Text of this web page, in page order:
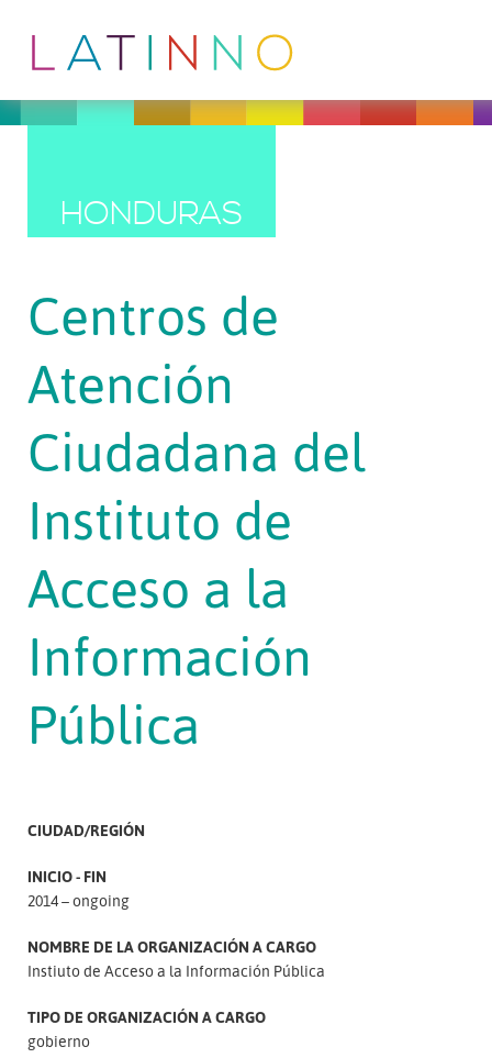
HONDURAS
Centros de
Atención
Ciudadana del
Instituto de
Acceso a la
Información
Pública
CIUDAD/REGIÓN
INICIO - FIN
2014 – ongoing
NOMBRE DE LA ORGANIZACIÓN A CARGO
Instiuto de Acceso a la Información Pública
TIPO DE ORGANIZACIÓN A CARGO
gobierno